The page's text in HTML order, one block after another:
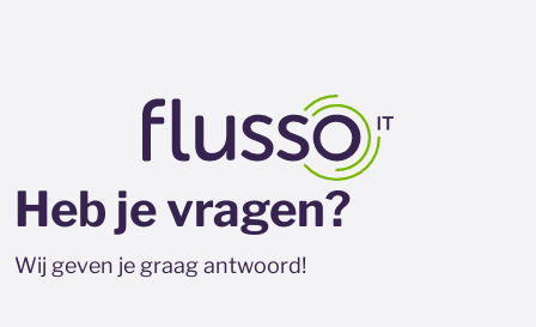
Heb je vragen?
Wij geven je graag antwoord!